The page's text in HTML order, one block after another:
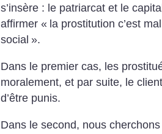
s’insère : le patriarcat et le
affirmer « la prostitution c’est mal
social ».
Dans le premier cas, les
moralement, et par suite, le
d’être punis.
Dans le second, nous